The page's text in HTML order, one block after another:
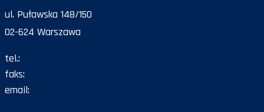
ul. Puławska 148/150
02-624 Warszawa
tel.:
faks:
email: